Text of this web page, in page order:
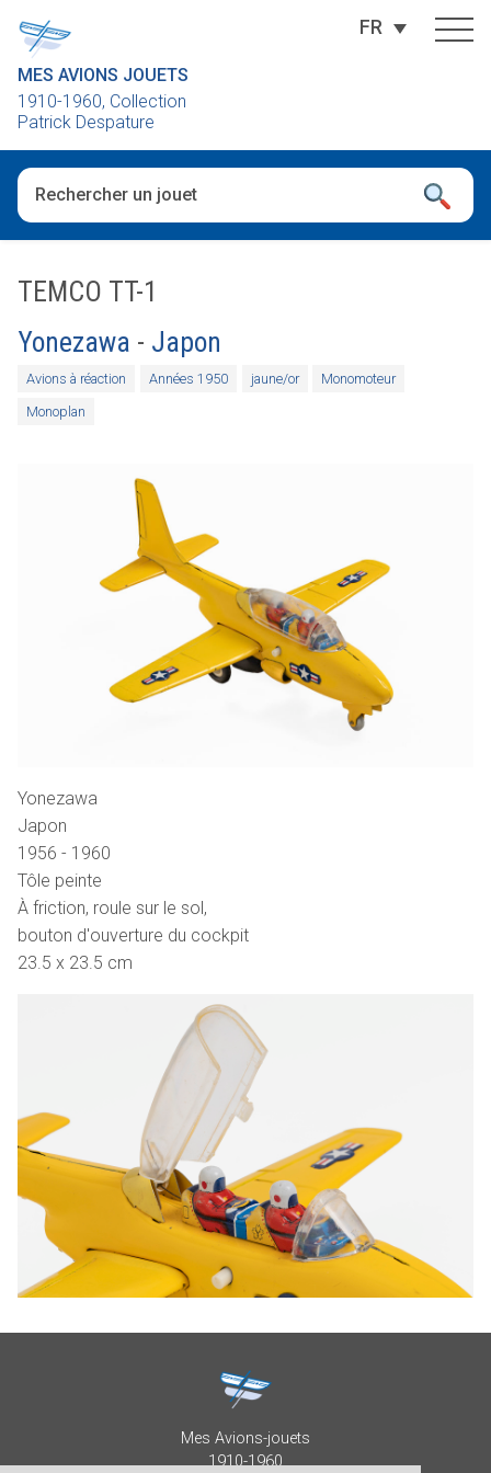
MES AVIONS JOUETS
1910-1960, Collection
Patrick Despature
FR
TEMCO TT-1
Yonezawa - Japon
Avions à réaction Années 1950 jaune/or
Monomoteur
Monoplan
Yonezawa
Japon
1956 - 1960
Tôle peinte
À friction, roule sur le sol,
bouton d'ouverture du cockpit
23.5 x 23.5 cm
Mes Avions-jouets
1910-1960